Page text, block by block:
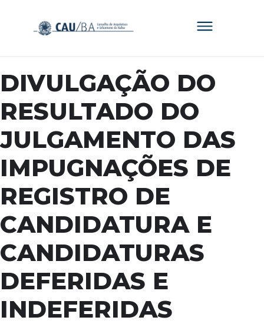
DIVULGAÇÃO DO
RESULTADO DO
JULGAMENTO DAS
IMPUGNAÇÕES DE
REGISTRO DE
CANDIDATURA E
CANDIDATURAS
DEFERIDAS E
INDEFERIDAS